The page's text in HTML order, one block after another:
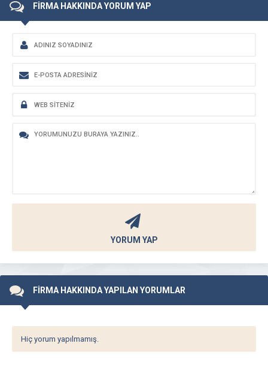
FİRMA HAKKINDA YORUM YAP
YORUM YAP
FİRMA HAKKINDA YAPILAN YORUMLAR
Hiç yorum yapılmamış.